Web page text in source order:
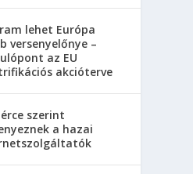
lehet Európa
versenyelőnye –
az EU
akcióterve
szerint
a hazai